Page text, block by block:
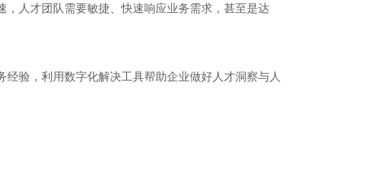
人才团队需要敏捷、快速响应业务需求，甚至是达
验，利用数字化解决工具帮助企业做好人才洞察与人